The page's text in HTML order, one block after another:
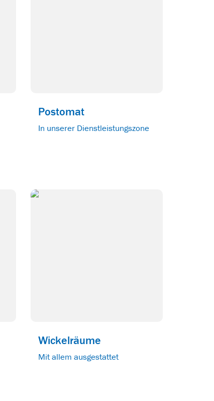
Postomat
In unserer Dienstleistungszone
Wickelräume
Mit allem ausgestattet